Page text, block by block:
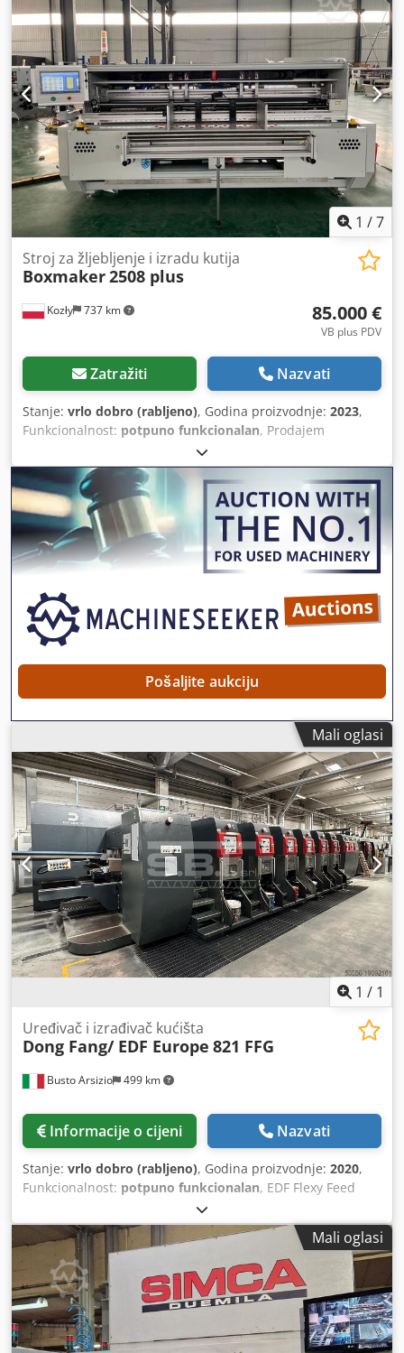
1 /7
Kozły 737 km
Stroj za žljebljenje i izradu kutija
Boxmaker2508 plus
85.000 €
VB plus PDV
Zatražiti Nazvati
Stanje: vrlo dobro (rabljeno), Godina proizvodnje: 2023,
Funkcionalnost: potpuno funkcionalan, Prodajem
Boxmaker 2500 radne širine, potpuno automatiziran, 2
fleksotisne tiskarske jedinice 500x200 mm, 2 štance za
izrezivanje rupa za ruke ili ovisno o ugrađenoj štanci,
godina proizvodnje 2023. Chedpfxexgbycj Am Aea
Pošaljite aukciju
Mali oglasi
1 / 1
Busto Arsizio 499 km
Uređivač i izrađivač kućišta
Dong Fang/ EDF Europe 821 FFG
Informacije o cijeni Nazvati
Stanje: vrlo dobro (rabljeno), Godina proizvodnje: 2020,
Funkcionalnost: potpuno funkcionalan, EDF Flexy Feed
predohranjivač Casemaker EDF 821 FD Full Servo Cjdpfx
Amowhy Abs Aeha Swing feeder bez sudara 6 boja flexo
tiskarskih jedinica s gornje strane, fiksnog tipa (mogu se
otvoriti radi održavanja) 6 infracrvenih sušača Vakuumski
prijenos između tiskarskih jedinica putem čelične
platforme i traka Utorna jedinica s dvostrukom osovinom
Rotacijski izrezivač s podizanjem radi zamjene alata
tijekom rada stroja Prijenosna jedinica za skidanje prije
Mali oglasi